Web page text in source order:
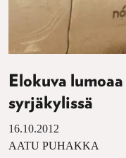
Elokuva
syrjäkylissä
16.10.2012
AATU PUHAKKA